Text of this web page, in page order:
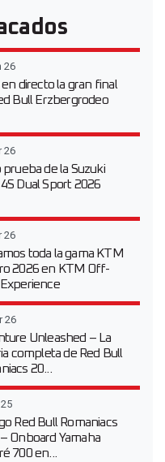
26
en directo la gran final
Bull Erzbergrodeo
26
prueba de la Suzuki
Dual Sport 2026
26
toda la gama KTM
2026 en KTM Off-
26
Unleashed – La
completa de Red Bull
20...
Red Bull Romaniacs
Onboard Yamaha
700 en...